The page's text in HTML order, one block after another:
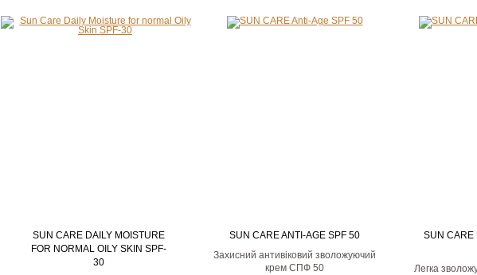
SUN CARE DAILY MOISTURE
FOR NORMAL OILY SKIN SPF-
30
SUN CARE ANTI-AGE SPF 50
Захисний антивіковий зволожуючий
крем СПФ 50
SUN CARE
Легка